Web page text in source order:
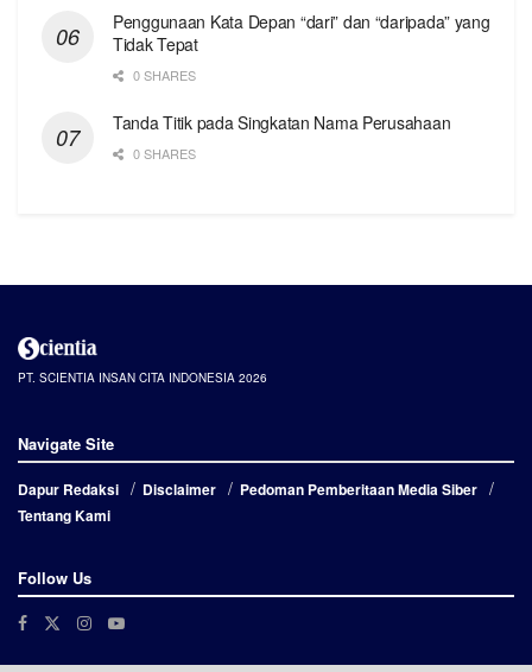
Penggunaan Kata Depan “dari” dan “daripada” yang
Tidak Tepat
0 SHARES
Tanda Titik pada Singkatan Nama Perusahaan
0 SHARES
PT. SCIENTIA INSAN CITA INDONESIA 2026
Navigate Site
Dapur Redaksi Disclaimer
Pedoman Pemberitaan Media Siber
Tentang Kami
Follow Us